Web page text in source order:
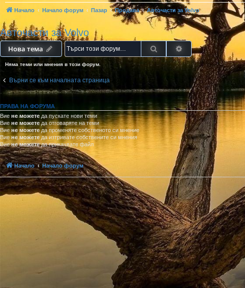
Начало Начало форум Пазар Продава Авточасти за Volvo
Авточасти за Volvo
Нова тема Търсене Разширено търсене
Няма теми или мнения в този форум.
Върни се към началната страница
ПРАВА НА ФОРУМА
Вие не можете да пускате нови теми
Виене можетеда отговаряте на теми
Виене можетеда променяте собственото си мнение
Виене можетеда изтривате собствените си мнения
Виене можетеда прикачвате файл
Начало Начало форум